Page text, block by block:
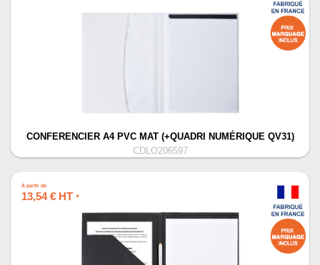
CONFERENCIER A4 PVC MAT (+QUADRI NUMÉRIQUE QV31)
CDLO206597
À partir de
13,54 € HT *